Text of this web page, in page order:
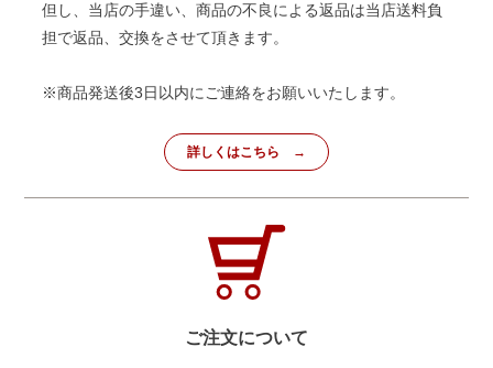
但し、当店の手違い、商品の不良による返品は当店送料負
担で返品、交換をさせて頂きます。
※商品発送後3日以内にご連絡をお願いいたします。
詳しくはこちら
ご注文について